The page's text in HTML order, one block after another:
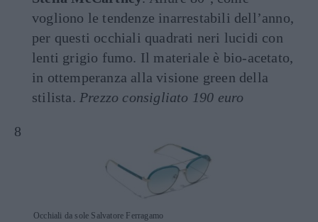
vogliono le tendenze inarrestabili dell’anno,
per questi occhiali quadrati neri lucidi con
lenti grigio fumo. Il materiale è bio-acetato,
in ottemperanza alla visione green della
stilista. Prezzo consigliato 190 euro
Occhiali da sole Salvatore Ferragamo